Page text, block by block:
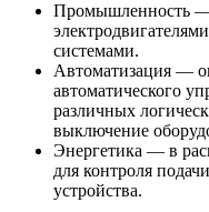
Промышленность —
системами.
Автоматизация —
автоматического
различных
выключение
Энергетика — в
для контроля
устройства.